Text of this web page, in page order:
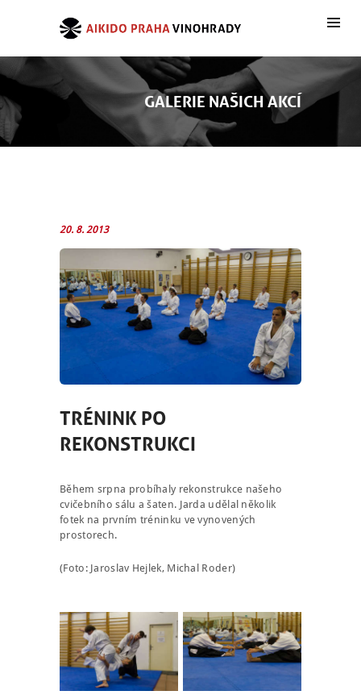
GALERIE NAŠICH AKCÍ
20. 8. 2013
TRÉNINK PO
REKONSTRUKCI
Během srpna probíhaly rekonstrukce našeho
cvičebního sálu a šaten. Jarda udělal několik
fotek na prvním tréninku ve vynovených
prostorech.
(Foto: Jaroslav Hejlek, Michal Roder)